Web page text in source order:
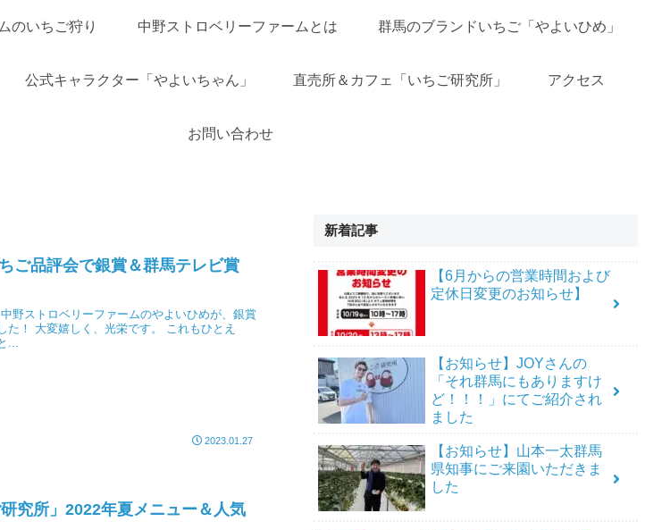
のいちご狩り 中野ストロベリーファームとは 群馬のブランドいちご「やよいひめ」
公式キャラクター「やよいちゃん」 直売所＆カフェ「いちご研究所」 アクセス
お問い合わせ
ご品評会で銀賞＆群馬テレビ賞
野ストロベリーファームのやよいひめが、銀賞
た！ 大変嬉しく、光栄です。 これもひとえ
...
2023.01.27
究所」2022年夏メニュー＆人気
新着記事
【6月からの営業時間および
定休日変更のお知らせ】
【お知らせ】JOYさんの
「それ群馬にもありますけ
ど！！！」にてご紹介され
ました
【お知らせ】山本一太群馬
県知事にご来園いただきま
した